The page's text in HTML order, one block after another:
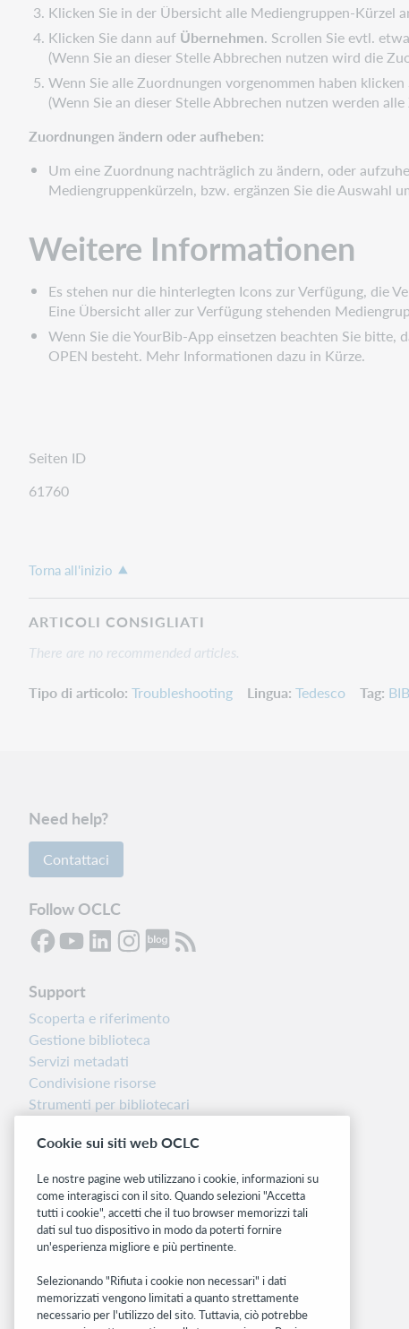
Klicken Sie in der Übersicht alle Mediengruppen-Kürzel
Klicken Sie dann auf Übernehmen. Scrollen Sie evtl.
(Wenn Sie an dieser Stelle Abbrechen nutzen wird die
Wenn Sie alle Zuordnungen vorgenommen haben
(Wenn Sie an dieser Stelle Abbrechen nutzen werden
Zuordnungen ändern oder aufheben:
Um eine Zuordnung nachträglich zu ändern, oder
Mediengruppenkürzeln, bzw. ergänzen Sie die Auswahl
Weitere Informationen
Es stehen nur die hinterlegten Icons zur Verfügung, die
Eine Übersicht aller zur Verfügung stehenden
Wenn Sie die YourBib-App einsetzen beachten Sie
OPEN besteht. Mehr Informationen dazu in Kürze.
Seiten ID
61760
Torna all'inizio
ARTICOLI CONSIGLIATI
There are no recommended articles.
Tipo di articolo Troubleshooting Lingua Tedesco Tag
Need help?
Contattaci
Follow OCLC
Support
Scoperta e riferimento
Gestione biblioteca
Servizi metadati
Condivisione risorse
Strumenti per bibliotecari
Dashboard di stato del sistema
Siti correlati
OCLC.org
BibFormats
Community
Ricerca
WebJunction
Rete sviluppatori
Cookie sui siti web OCLC
Le nostre pagine web utilizzano i cookie, informazioni su
come interagisci con il sito. Quando selezioni "Accetta
tutti i cookie", accetti che il tuo browser memorizzi tali
dati sul tuo dispositivo in modo da poterti fornire
un'esperienza migliore e più pertinente.
Selezionando "Rifiuta i cookie non necessari" i dati
memorizzati vengono limitati a quanto strettamente
necessario per l'utilizzo del sito. Tuttavia, ciò potrebbe